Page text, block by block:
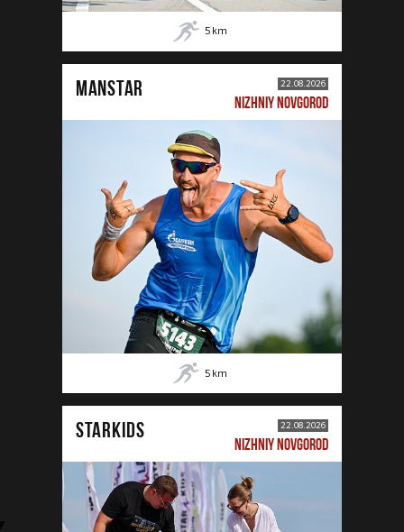
5 km
MANSTAR 22.08.2026
NIZHNIY NOVGOROD
5 km
STARKIDS 22.08.2026
NIZHNIY NOVGOROD